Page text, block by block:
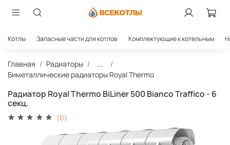
Котлы Запасные части для котлов Комплектующие к котельным
Главная Радиаторы
...
Биметаллические радиаторы Royal Thermo
Радиатор Royal Thermo BiLiner 500 Bianco Traffico - 6
секц.
(0)